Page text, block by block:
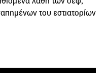
του εστιατορίων